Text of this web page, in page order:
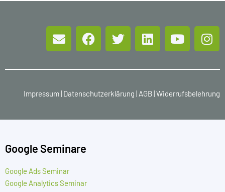
Impressum| Datenschutzerklärung | AGB|Widerrufsbelehrung
Google Seminare
Google Ads Seminar
Google Analytics Seminar